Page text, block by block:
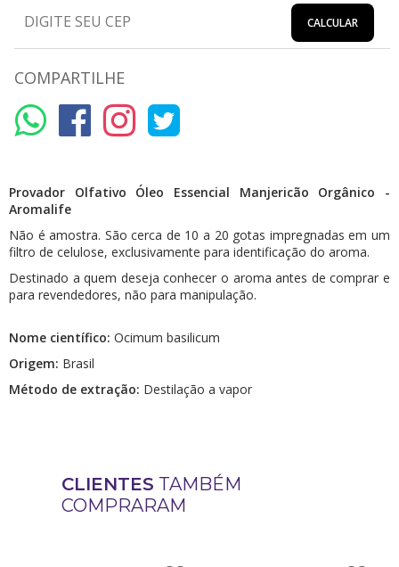
CALCULAR
COMPARTILHE
Provador Olfativo Óleo Essencial Manjericão Orgânico -
Aromalife
Não é amostra. São cerca de 10 a 20 gotas impregnadas em um
filtro de celulose, exclusivamente para identificação do aroma.
Destinado a quem deseja conhecer o aroma antes de comprar e
para revendedores, não para manipulação.
Nome científico: Ocimum basilicum​
Origem: Brasil
Método de extração: Destilação a vapor
CLIENTES TAMBÉM
COMPRARAM